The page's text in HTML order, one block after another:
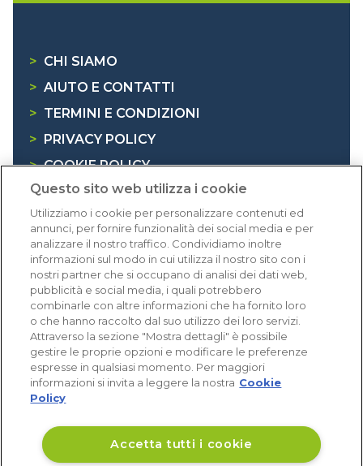
> CHI SIAMO
> AIUTO E CONTATTI
> TERMINI E CONDIZIONI
>
PRIVACY POLICY
> COOKIE POLICY
> INFORMATIVA RAEE
Dicono di noi
1.640 recensioni
Eccellente (4,8)
Acquisti verificati
Questo sito web utilizza i cookie
Utilizziamo i cookie per personalizzare contenuti ed
annunci, per fornire funzionalità dei social media e per
analizzare il nostro traffico. Condividiamo inoltre
informazioni sul modo in cui utilizza il nostro sito con i
nostri partner che si occupano di analisi dei dati web,
pubblicità e social media, i quali potrebbero
combinarle con altre informazioni che ha fornito loro
o che hanno raccolto dal suo utilizzo dei loro servizi.
Attraverso la sezione "Mostra dettagli" è possibile
gestire le proprie opzioni e modificare le preferenze
espresse in qualsiasi momento. Per maggiori
informazioni si invita a leggere la nostra Cookie
Policy
Accetta tutti i cookie